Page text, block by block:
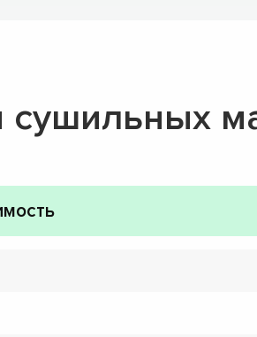
сушильных